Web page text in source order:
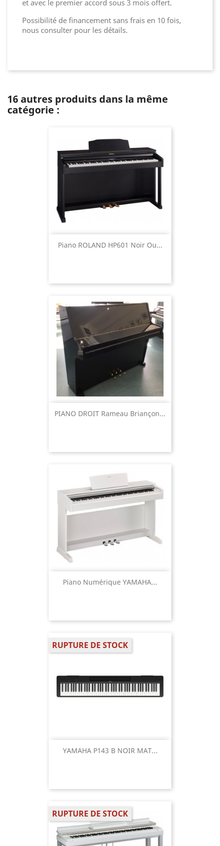
et avec le premier accord sous 3 mois offert.
Possibilité de financement sans frais en 10 fois,
nous consulter pour les détails.
16 autres produits dans la même
catégorie :
Piano ROLAND HP601 Noir Ou...
PIANO DROIT Rameau Briançon...
Piano Numérique YAMAHA...
YAMAHA P143 B NOIR MAT...
RUPTURE DE STOCK
RUPTURE DE STOCK